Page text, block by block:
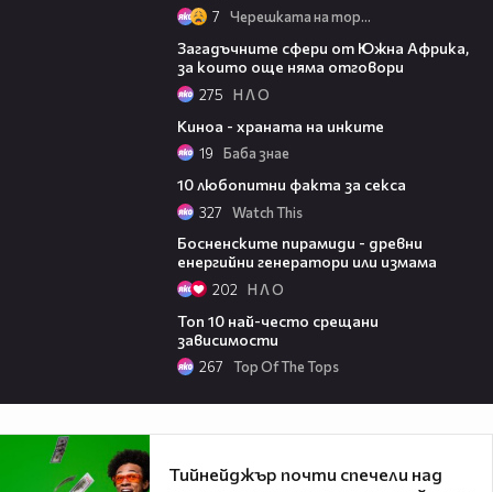
7 Черешката на тортата
Загадъчните сфери от Южна Африка,
за които още няма отговори
275 Н Л О
Киноа - храната на инките
19 Баба знае
10 любопитни факта за секса
327 Watch This
Босненските пирамиди - древни
енергийни генератори или измама
202 Н Л О
Топ 10 най-често срещани
зависимости
267 Top Of The Tops
Тийнейджър почти спечели над